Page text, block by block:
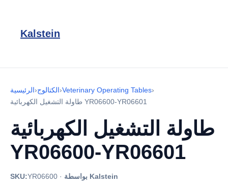
Kalstein
الرئيسية›الكتالوج›Veterinary Operating Tables›
طاولة التشغيل الكهربائية YR06600-YR06601
طاولة التشغيل الكهربائية
YR06600-YR06601
SKU:YR06600 · بواسطة Kalstein